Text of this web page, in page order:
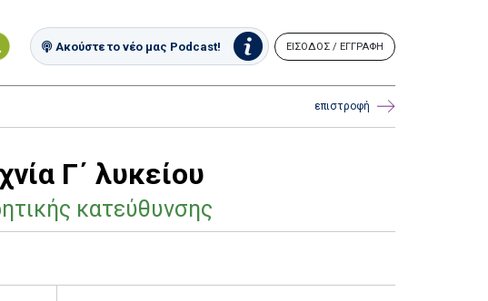
Ακούστε το νέο μας Podcast! ΕΙΣΟΔΟΣ / ΕΓΓΡΑΦΗ
επιστροφή
Γ΄ λυκείου
κατεύθυνσης